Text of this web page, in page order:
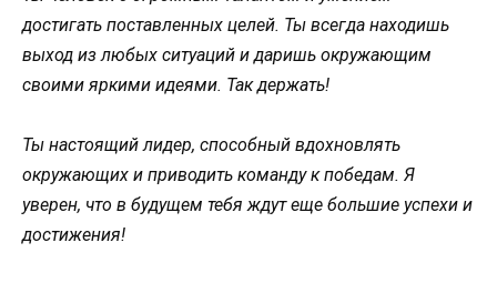
достигать поставленных целей. Ты всегда находишь
выход из любых ситуаций и даришь окружающим
своими яркими идеями. Так держать!
Ты настоящий лидер, способный вдохновлять
окружающих и приводить команду к победам. Я
уверен, что в будущем тебя ждут еще большие успехи и
достижения!